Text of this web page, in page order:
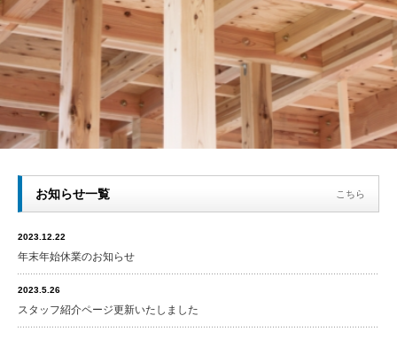
お知らせ一覧 こちら
2023.12.22
年末年始休業のお知らせ
2023.5.26
スタッフ紹介ページ更新いたしました